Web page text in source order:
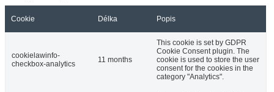
Cookie Délka Popis
cookielawinfo-
checkbox-analytics
11 months
This cookie is set by GDPR
Cookie Consent plugin. The
cookie is used to store the user
consent for the cookies in the
category "Analytics".